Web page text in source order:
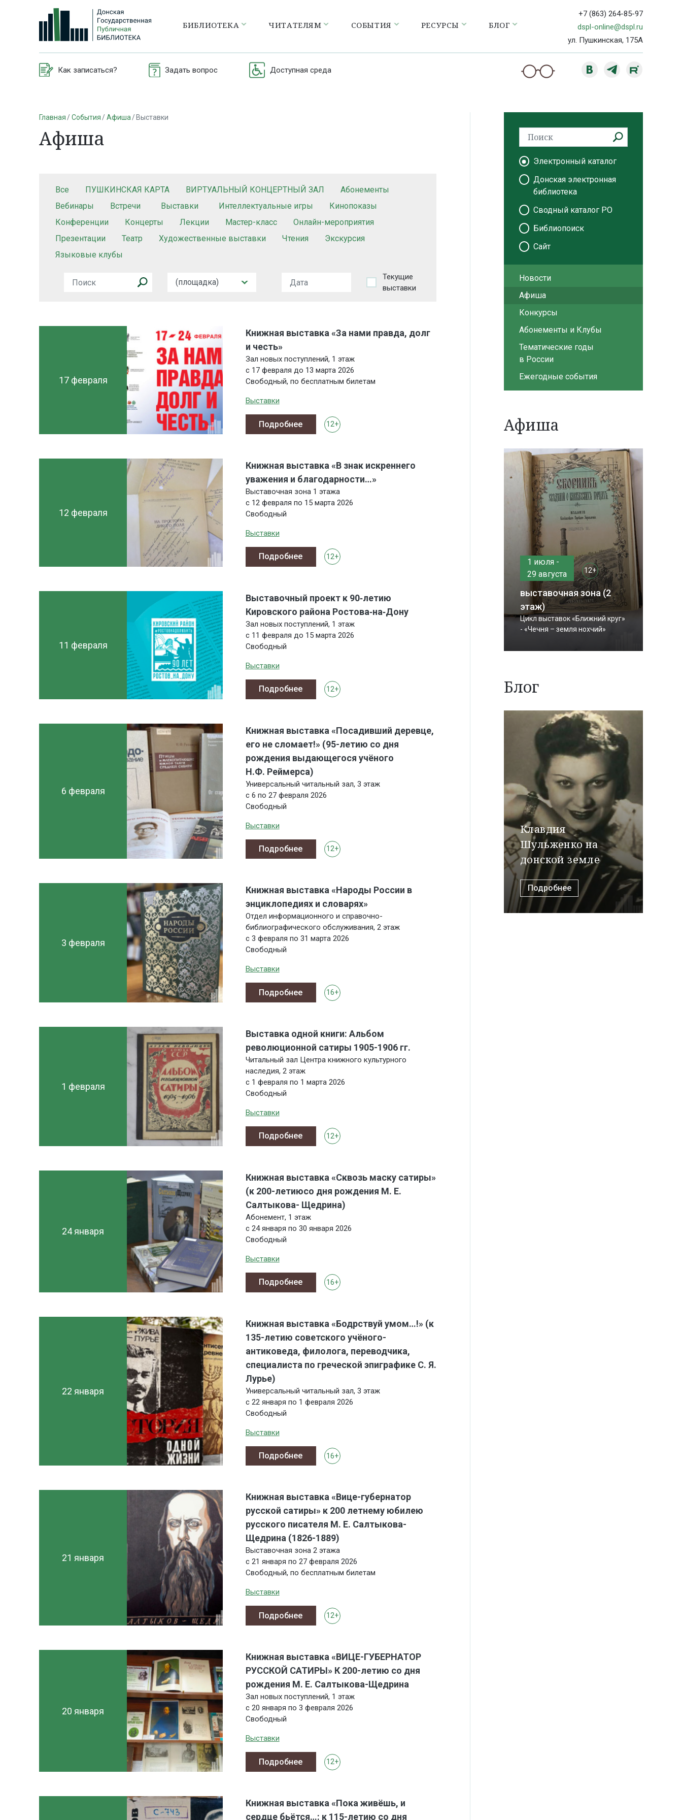
БИБЛИОТЕКА ЧИТАТЕЛЯМ СОБЫТИЯ РЕСУРСЫ БЛОГ
+7 (863) 264-85-97
dspl-online@dspl.ru
ул. Пушкинская, 175А
Как записаться? Задать вопрос Доступная среда
Главная События Афиша Выставки
Афиша
Все ПУШКИНСКАЯ КАРТА ВИРТУАЛЬНЫЙ КОНЦЕРТНЫЙ ЗАЛ
Абонементы
Вебинары
Встречи Выставки Интеллектуальные игры
Кинопоказы
Конференции
Концерты Лекции Мастер-класс
Онлайн-мероприятия
Презентации
Театр Художественные выставки Чтения
Экскурсия
Языковые клубы
Текущие
выставки
17 февраля
Книжная выставка «За нами правда, долг
и честь»
Зал новых поступлений, 1 этаж
с 17 февраля до 13 марта 2026
Свободный, по бесплатным билетам
Выставки
12+
Подробнее
12 февраля
Книжная выставка «В знак искреннего
уважения и благодарности…»
Выставочная зона 1 этажа
с 12 февраля по 15 марта 2026
Свободный
Выставки
12+
Подробнее
11 февраля
Выставочный проект к 90‑летию
Кировского района Ростова‑на‑Дону
Зал новых поступлений, 1 этаж
с 11 февраля до 15 марта 2026
Свободный
Выставки
12+
Подробнее
6 февраля
Книжная выставка «Посадивший деревце,
его не сломает!» (95-летию со дня
рождения выдающегося учёного
Н.Ф. Реймерса)
Универсальный читальный зал, 3 этаж
с 6 по 27 февраля 2026
Свободный
Выставки
12+
Подробнее
3 февраля
Книжная выставка «Народы России в
энциклопедиях и словарях»
Отдел информационного и справочно-
библиографического обслуживания, 2 этаж
с 3 февраля по 31 марта 2026
Свободный
Выставки
16+
Подробнее
1 февраля
Выставка одной книги: Альбом
революционной сатиры 1905-1906 гг.
Читальный зал Центра книжного культурного
наследия, 2 этаж
с 1 февраля по 1 марта 2026
Свободный
Выставки
12+
Подробнее
24 января
Книжная выставка «Сквозь маску сатиры»
(к 200-летиюсо дня рождения М. Е.
Салтыкова- Щедрина)
Абонемент, 1 этаж
с 24 января по 30 января 2026
Свободный
Выставки
16+
Подробнее
22 января
Книжная выставка «Бодрствуй умом…!» (к
135-летию советского учёного-
антиковеда, филолога, переводчика,
специалиста по греческой эпиграфике С. Я.
Лурье)
Универсальный читальный зал, 3 этаж
с 22 января по 1 февраля 2026
Свободный
Выставки
16+
Подробнее
21 января
Книжная выставка «Вице-губернатор
русской сатиры» к 200 летнему юбилею
русского писателя М. Е. Салтыкова-
Щедрина (1826-1889)
Выставочная зона 2 этажа
с 21 января по 27 февраля 2026
Свободный, по бесплатным билетам
Выставки
12+
Подробнее
20 января
Книжная выставка «ВИЦЕ-ГУБЕРНАТОР
РУССКОЙ САТИРЫ» К 200-летию со дня
рождения М. Е. Салтыкова-Щедрина
Зал новых поступлений, 1 этаж
с 20 января по 3 февраля 2026
Свободный
Выставки
12+
Подробнее
Книжная выставка «Пока живёшь, и
сердце бьётся…: к 115-летию со дня
Электронный каталог
Донская электронная
библиотека
Сводный каталог РО
Библиопоиск
Сайт
Новости
Афиша
Конкурсы
Абонементы и Клубы
Тематические годы
в России
Ежегодные события
Афиша
1 июля -
29 августа
12+
выставочная зона (2
этаж)
Цикл выставок «Ближний круг»
- «Чечня – земля нохчий»
Блог
Клавдия
Шульженко на
донской земле
Подробнее